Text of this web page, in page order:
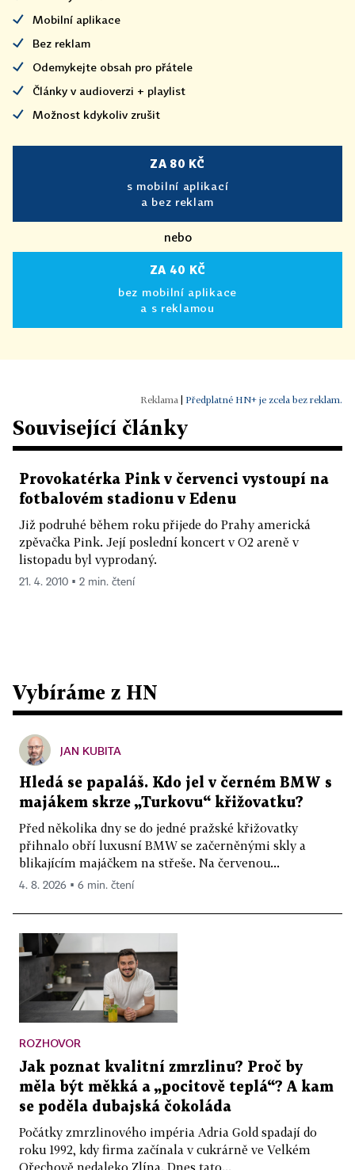
Mobilní aplikace
Bez reklam
Odemykejte obsah pro přátele
Články v audioverzi + playlist
Možnost kdykoliv zrušit
ZA 80 KČ
s mobilní aplikací
a bez reklam
nebo
ZA 40 KČ
bez mobilní aplikace
a s reklamou
Předplatné HN+ je zcela bez reklam.
Související články
Provokatérka Pink v červenci vystoupí na
fotbalovém stadionu v Edenu
Již podruhé během roku přijede do Prahy americká
zpěvačka Pink. Její poslední koncert v O2 areně v
listopadu byl vyprodaný.
21. 4. 2010 ▪ 2 min. čtení
Vybíráme z HN
JAN KUBITA
Hledá se papaláš. Kdo jel v černém BMW s
majákem skrze „Turkovu“ křižovatku?
Před několika dny se do jedné pražské křižovatky
přihnalo obří luxusní BMW se začerněnými skly a
blikajícím majáčkem na střeše. Na červenou...
4. 8. 2026 ▪ 6 min. čtení
ROZHOVOR
Jak poznat kvalitní zmrzlinu? Proč by
měla být měkká a „pocitově teplá“? A kam
se poděla dubajská čokoláda
Počátky zmrzlinového impéria Adria Gold spadají do
roku 1992, kdy firma začínala v cukrárně ve Velkém
Ořechově nedaleko Zlína. Dnes tato...